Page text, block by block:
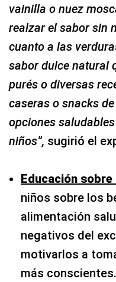
vainilla o nuez
realzar el sabor sin
cuanto a las
sabor dulce natural
purés o diversas
caseras o snacks
opciones
niños”, sugirió el
Educación
niños sobre los
alimentación
negativos del
motivarlos a
más conscientes.